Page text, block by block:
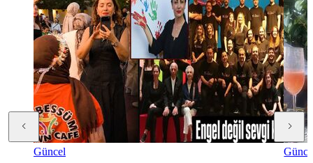
Güncel